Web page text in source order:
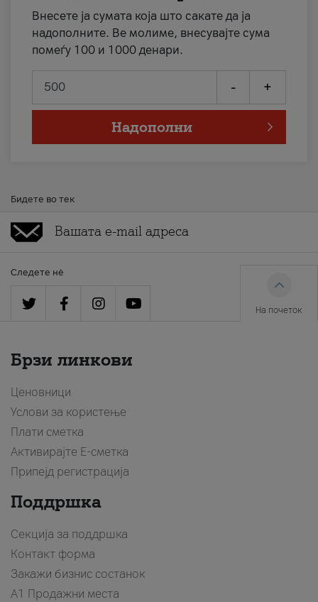
Внесете ја сумата која што сакате да ја
надополните. Ве молиме, внесувајте сума
помеѓу 100 и 1000 денари.
- +
Надополни
Бидете во тек
Следете нè
На почеток
Брзи линкови
Ценовници
Услови за користење
Плати сметка
Активирајте Е-сметка
Припејд регистрација
Поддршка
Секција за поддршка
Контакт форма
Закажи бизнис состанок
A1 Продажни места